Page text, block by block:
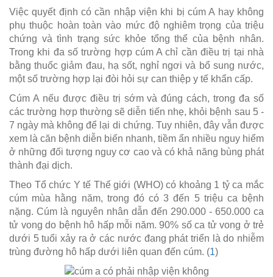
Việc quyết định có cần nhập viện khi bị cúm A hay không
phụ thuộc hoàn toàn vào mức độ nghiêm trọng của triệu
chứng và tình trạng sức khỏe tổng thể của bệnh nhân.
Trong khi đa số trường hợp cúm A chỉ cần điều trị tại nhà
bằng thuốc giảm đau, hạ sốt, nghỉ ngơi và bổ sung nước,
một số trường hợp lại đòi hỏi sự can thiệp y tế khẩn cấp.
Cúm A nếu được điều trị sớm và đúng cách, trong đa số
các trường hợp thường sẽ diễn tiến nhẹ, khỏi bệnh sau 5 -
7 ngày mà không để lại di chứng. Tuy nhiên, đây vẫn được
xem là căn bệnh diễn biến nhanh, tiềm ẩn nhiều nguy hiểm
ở những đối tượng nguy cơ cao và có khả năng bùng phát
thành đại dịch.
Theo Tổ chức Y tế Thế giới (WHO) có khoảng 1 tỷ ca mắc
cúm mùa hằng năm, trong đó có 3 đến 5 triệu ca bệnh
nặng. Cúm là nguyên nhân dẫn đến 290.000 - 650.000 ca
tử vong do bệnh hô hấp mỗi năm. 90% số ca tử vong ở trẻ
dưới 5 tuổi xảy ra ở các nước đang phát triển là do nhiễm
trùng đường hô hấp dưới liên quan đến cúm. (1)